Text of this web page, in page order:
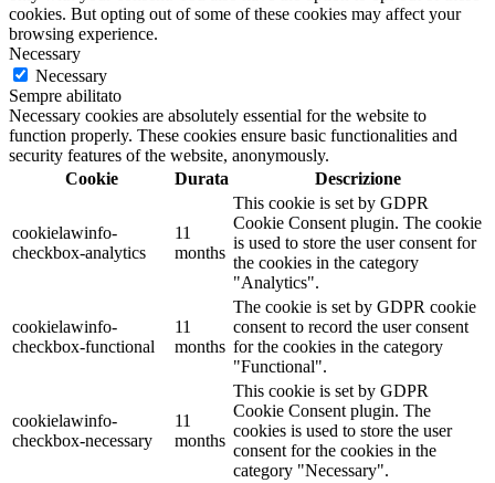
cookies. But opting out of some of these cookies may affect your
browsing experience.
Necessary
Necessary
Sempre abilitato
Necessary cookies are absolutely essential for the website to
function properly. These cookies ensure basic functionalities and
security features of the website, anonymously.
Cookie
Durata Descrizione
cookielawinfo-
checkbox-analytics
11
months
This cookie is set by GDPR
Cookie Consent plugin. The cookie
is used to store the user consent for
the cookies in the category
"Analytics".
cookielawinfo-
checkbox-functional
11
months
The cookie is set by GDPR cookie
consent to record the user consent
for the cookies in the category
"Functional".
cookielawinfo-
checkbox-necessary
11
months
This cookie is set by GDPR
Cookie Consent plugin. The
cookies is used to store the user
consent for the cookies in the
category "Necessary".